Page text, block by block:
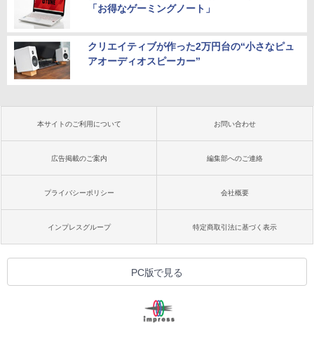
「お得なゲーミングノート」
クリエイティブが作った2万円台の“小さなピュ
アオーディオスピーカー”
本サイトのご利用について お問い合わせ
広告掲載のご案内 編集部へのご連絡
プライバシーポリシー 会社概要
インプレスグループ 特定商取引法に基づく表示
PC版で見る